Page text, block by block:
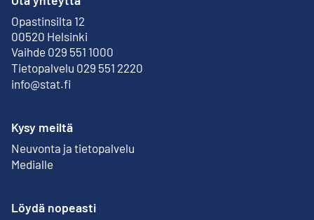
Opastinsilta 12
00520 Helsinki
Ulkoinen linkki
Vaihde 029 551 1000
Tietopalvelu 029 551 2220
info@stat.fi
Kysy meiltä
Neuvonta ja tietopalvelu
Medialle
Löydä nopeasti